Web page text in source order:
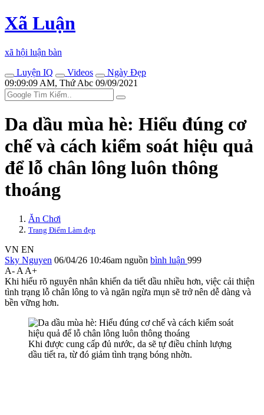
Xã Luận
xã hội luận bàn
Luyện IQ
Videos
Ngày Đẹp
09:09:09 AM, Thứ Abc 09/09/2021
Da dầu mùa hè: Hiểu đúng cơ
chế và cách kiểm soát hiệu quả
để lỗ chân lông luôn thông
thoáng
Ăn Chơi
Trang Điểm Làm đẹp
VN EN
Sky Nguyen 06/04/26 10:46am nguồn bình luận 999
A- A A+
Khi hiểu rõ nguyên nhân khiến da tiết dầu nhiều hơn, việc cải thiện
tình trạng lỗ chân lông to và ngăn ngừa mụn sẽ trở nên dễ dàng và
bền vững hơn.
Khi được cung cấp đủ nước, da sẽ tự điều chỉnh lượng
dầu tiết ra, từ đó giảm tình trạng bóng nhờn.